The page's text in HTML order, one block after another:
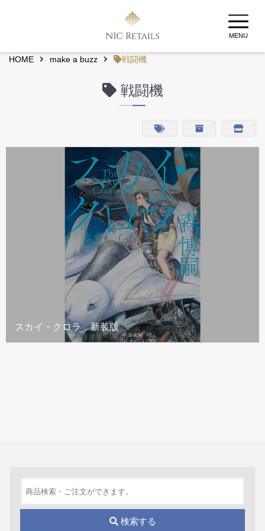
MENU
HOME make a buzz 戦闘機
戦闘機
スカイ・クロラ 新装版
検索する